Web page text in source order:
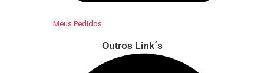
Meus Pedidos
Outros Link´s